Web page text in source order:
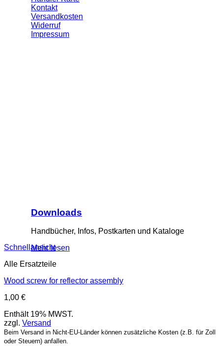
Kontakt
Versandkosten
Widerruf
Impressum
Downloads
Handbücher, Infos, Postkarten und Kataloge
Mehr lesen
Schnellansicht
Alle Ersatzteile
Wood screw for reflector assembly
1,00 €
Enthält 19% MWST.
zzgl. Versand
Beim Versand in Nicht-EU-Länder können zusätzliche Kosten (z.B. für Zoll
oder Steuern) anfallen.